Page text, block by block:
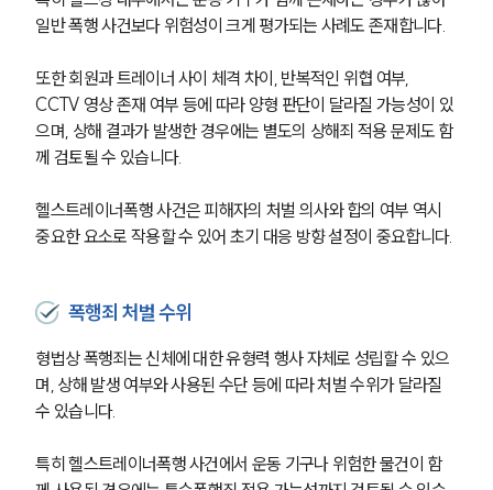
일반 폭행 사건보다 위험성이 크게 평가되는 사례도 존재합니다.
또한 회원과 트레이너 사이 체격 차이, 반복적인 위협 여부,
CCTV 영상 존재 여부 등에 따라 양형 판단이 달라질 가능성이 있
으며, 상해 결과가 발생한 경우에는 별도의 상해죄 적용 문제도 함
께 검토될 수 있습니다.
헬스트레이너폭행 사건은 피해자의 처벌 의사와 합의 여부 역시
중요한 요소로 작용할 수 있어 초기 대응 방향 설정이 중요합니다.
폭행죄 처벌 수위
형법상 폭행죄는 신체에 대한 유형력 행사 자체로 성립할 수 있으
며, 상해 발생 여부와 사용된 수단 등에 따라 처벌 수위가 달라질
수 있습니다.
특히 헬스트레이너폭행 사건에서 운동 기구나 위험한 물건이 함